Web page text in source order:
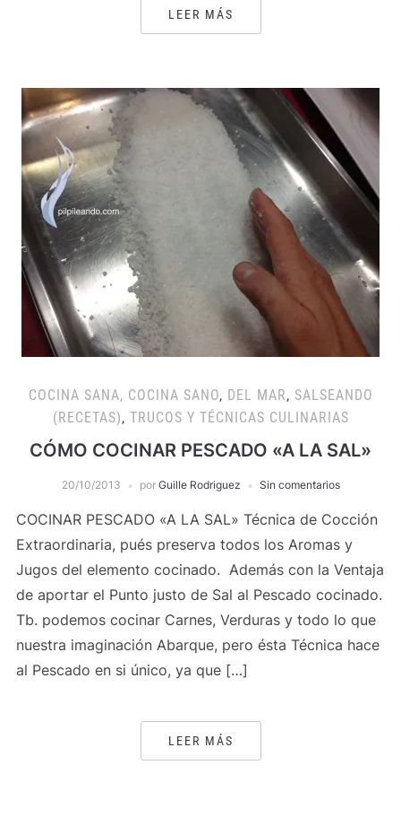
LEER MÁS
COCINA SANA, COCINA SANO, DEL MAR, SALSEANDO
(RECETAS), TRUCOS Y TÉCNICAS CULINARIAS
CÓMO COCINAR PESCADO «A LA SAL»
20/10/2013 por Guille Rodriguez Sin comentarios
COCINAR PESCADO «A LA SAL» Técnica de Cocción
Extraordinaria, pués preserva todos los Aromas y
Jugos del elemento cocinado. Además con la Ventaja
de aportar el Punto justo de Sal al Pescado cocinado.
Tb. podemos cocinar Carnes, Verduras y todo lo que
nuestra imaginación Abarque, pero ésta Técnica hace
al Pescado en si único, ya que […]
LEER MÁS